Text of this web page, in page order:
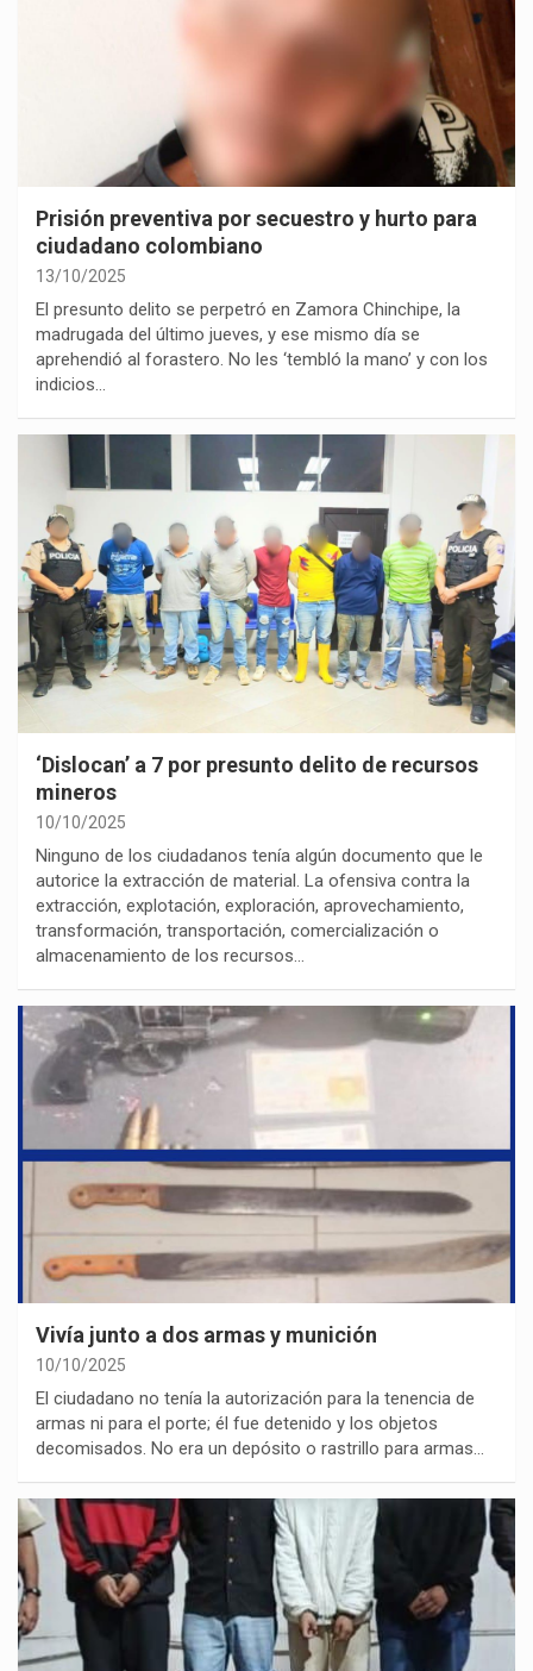
Prisión preventiva por secuestro y hurto para
ciudadano colombiano
13/10/2025
El presunto delito se perpetró en Zamora Chinchipe, la
madrugada del último jueves, y ese mismo día se
aprehendió al forastero. No les ‘tembló la mano’ y con los
indicios…
‘Dislocan’ a 7 por presunto delito de recursos
mineros
10/10/2025
Ninguno de los ciudadanos tenía algún documento que le
autorice la extracción de material. La ofensiva contra la
extracción, explotación, exploración, aprovechamiento,
transformación, transportación, comercialización o
almacenamiento de los recursos…
Vivía junto a dos armas y munición
10/10/2025
El ciudadano no tenía la autorización para la tenencia de
armas ni para el porte; él fue detenido y los objetos
decomisados. No era un depósito o rastrillo para armas…